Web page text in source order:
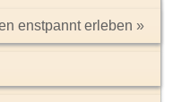
enstpannt erleben